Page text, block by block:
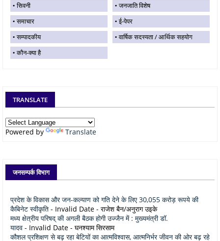
सिवनी
जनजाति विशेष
समाचार
ई-पेपर
सम्पादकीय
वार्षिक सदस्यता / आर्थिक सहयोग
कौन-क्या है
TRANSLATE
Powered by Translate
जनसम्पर्क विभाग
प्रदेश के विकास और जन-कल्याण को गति देने के लिए 30,055 करोड़ रूपये की
कैबिनेट स्वीकृति - Invalid Date - राजेश बैन/अनुराग उइके
मध्य क्षेत्रीय परिषद् की अगली बैठक होगी उज्जैन में : मुख्यमंत्री डॉ.
यादव - Invalid Date - घनश्याम सिरसाम
कौशल प्रशिक्षण से बढ़ रहा बेटियों का आत्मविश्वास, आत्मनिर्भर जीवन की ओर बढ़ रहे